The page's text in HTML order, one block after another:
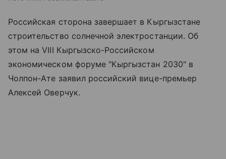
Российская сторона завершает в Кыргызстане
строительство солнечной электростанции. Об
этом на VIII Кыргызско-Российском
экономическом форуме "Кыргызстан 2030" в
Чолпон-Ате заявил российский вице-премьер
Алексей Оверчук.